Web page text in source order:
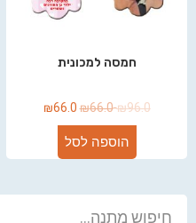
חמסה למכונית
₪96.0
₪66.0
₪66.0
הוספה לסל